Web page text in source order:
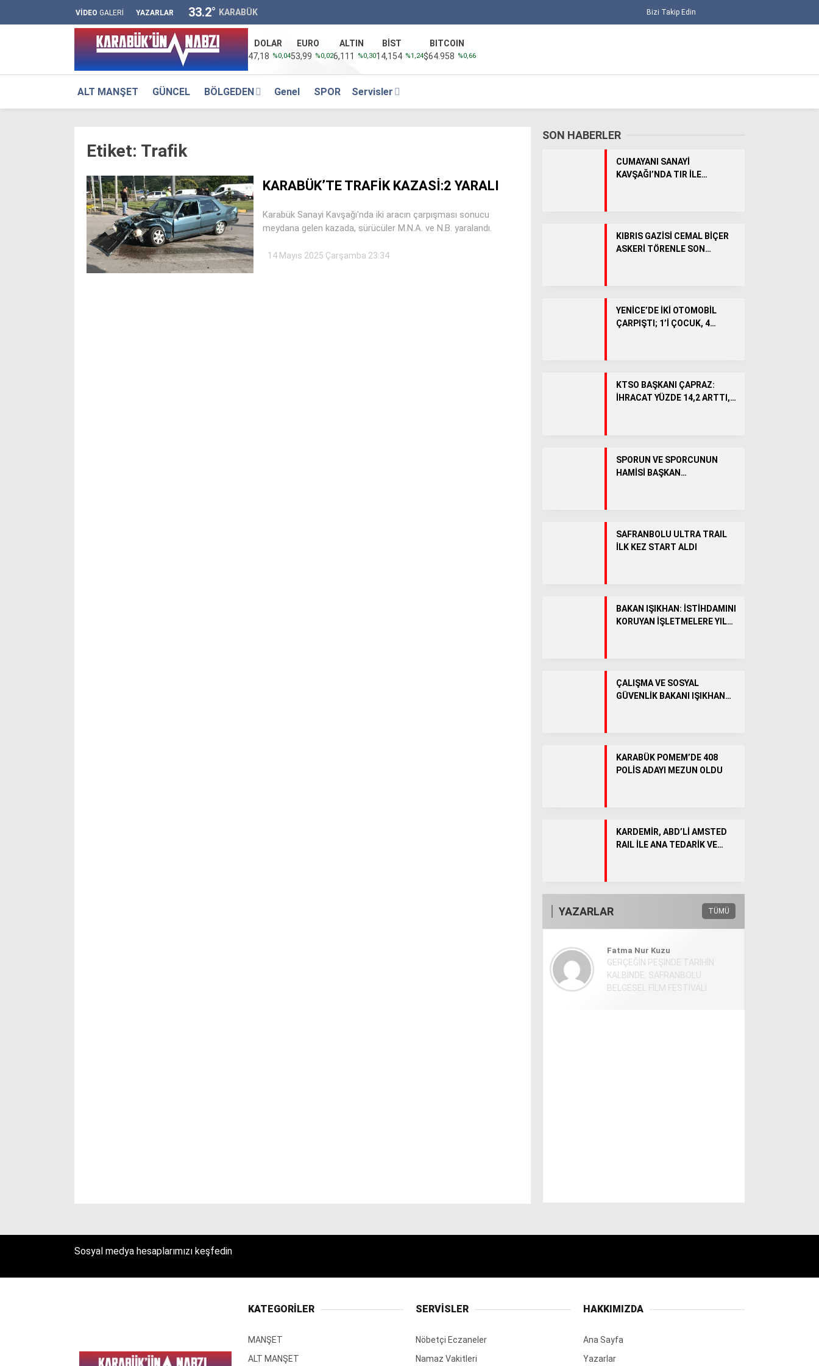
GÜNCEL
SPOR
WhatsApp İhbar Hattı
VİDEO GALERİ YAZARLAR 33.2° KARABÜK Bizi Takip Edin
DOLAR
47,18 %0,04
EURO
53,99 %0,02
ALTIN
6,111
%0,30
BİST
14,154 %1,24
BITCOIN
$64.958 %0,66
ALT MANŞET GÜNCEL BÖLGEDEN Genel SPOR Servisler
Etiket: Trafik
KARABÜK’TE TRAFİK KAZASİ:2 YARALI
Karabük Sanayi Kavşağı'nda iki aracın çarpışması sonucu
meydana gelen kazada, sürücüler M.N.A. ve N.B. yaralandı.
14 Mayıs 2025 Çarşamba 23:34
SON HABERLER
CUMAYANI SANAYİ
KAVŞAĞI’NDA TIR İLE
KIBRIS GAZİSİ CEMAL BİÇER
ASKERİ TÖRENLE SON
YENİCE’DE İKİ OTOMOBİL
ÇARPIŞTI; 1’İ ÇOCUK, 4
KTSO BAŞKANI ÇAPRAZ:
İHRACAT YÜZDE 14,2 ARTTI,
SPORUN VE SPORCUNUN
HAMİSİ BAŞKAN
SAFRANBOLU ULTRA TRAIL
İLK KEZ START ALDI
BAKAN IŞIKHAN: İSTİHDAMINI
KORUYAN İŞLETMELERE YIL
ÇALIŞMA VE SOSYAL
GÜVENLİK BAKANI IŞIKHAN
KARABÜK POMEM’DE 408
POLİS ADAYI MEZUN OLDU
KARDEMİR, ABD’Lİ AMSTED
RAIL İLE ANA TEDARİK VE
YAZARLAR TÜMÜ
Fatma Nur Kuzu
GERÇEĞİN PEŞİNDE TARİHİN
KALBİNDE: SAFRANBOLU
BELGESEL FİLM FESTİVALİ
Sosyal medya hesaplarımızı keşfedin
KATEGORİLER
MANŞET
ALT MANŞET
SERVİSLER
Nöbetçi Eczaneler
Namaz Vakitleri
HAKKIMIZDA
Ana Sayfa
Yazarlar